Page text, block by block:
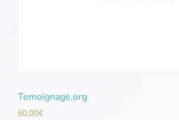
Temoignage.org
60,00€